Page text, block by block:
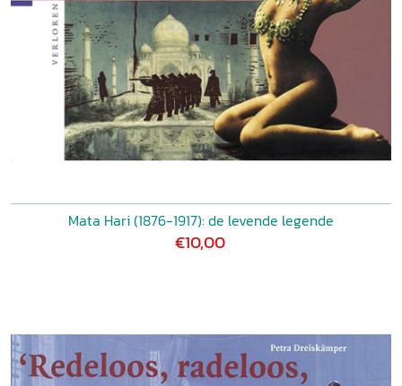
Mata Hari (1876-1917): de levende legende
€10,00